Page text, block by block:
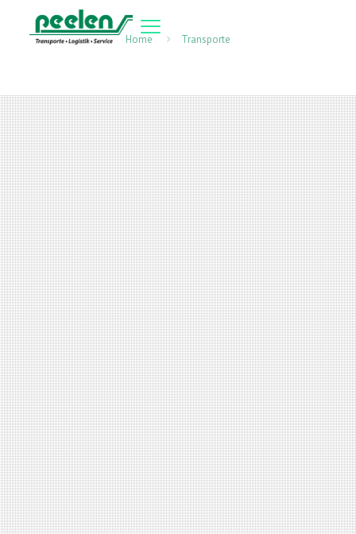
Home Transporte